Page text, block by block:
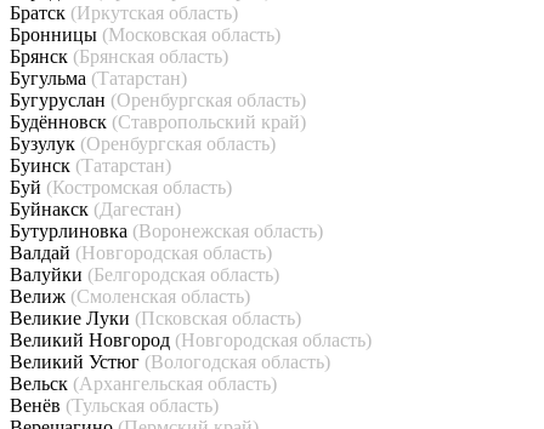
Братск (Иркутская область)
Бронницы (Московская область)
Брянск (Брянская область)
Бугульма (Татарстан)
Бугуруслан (Оренбургская область)
Будённовск (Ставропольский край)
Бузулук (Оренбургская область)
Буинск (Татарстан)
Буй (Костромская область)
Буйнакск (Дагестан)
Бутурлиновка (Воронежская область)
Валдай (Новгородская область)
Валуйки (Белгородская область)
Велиж (Смоленская область)
Великие Луки (Псковская область)
Великий Новгород (Новгородская область)
Великий Устюг (Вологодская область)
Вельск (Архангельская область)
Венёв (Тульская область)